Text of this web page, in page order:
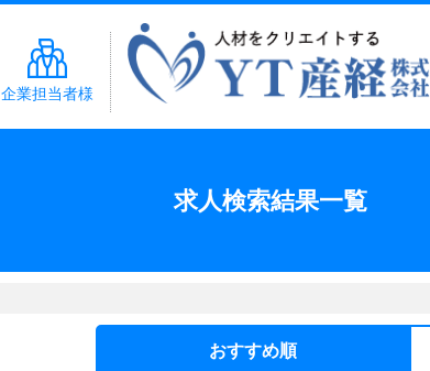
企業担当者様
求人検索結果一覧
おすすめ順